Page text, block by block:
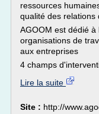
ressources
qualité des relations
AGOOM est dédié
organisations de
aux entreprises
4 champs
Lire la suite
Site : http://